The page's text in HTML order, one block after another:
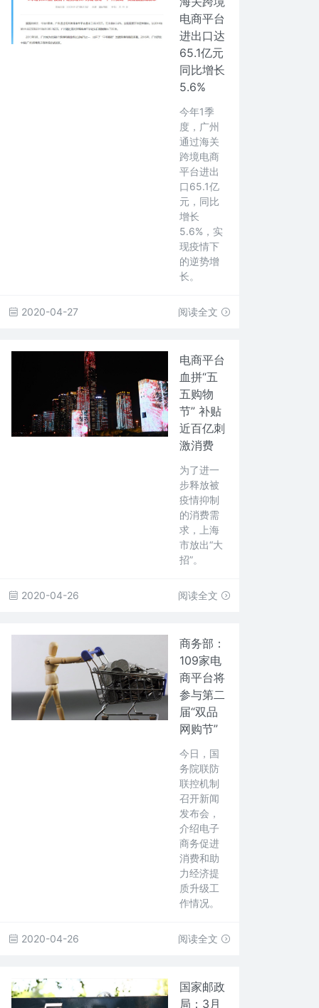
电商平台
进出口达
65.1亿元
同比增长
5.6%
今年1季
度，广州
通过海关
跨境电商
平台进出
口65.1亿
元，同比
增长
5.6%，实
现疫情下
的逆势增
长。
2020-04-27 阅读全文
电商平台
血拼“五
五购物
节” 补贴
近百亿刺
激消费
为了进一
步释放被
疫情抑制
的消费需
求，上海
市放出“大
招”。
2020-04-26 阅读全文
商务部：
109家电
商平台将
参与第二
届“双品
网购节”
今日，国
务院联防
联控机制
召开新闻
发布会，
介绍电子
商务促进
消费和助
力经济提
质升级工
作情况。
2020-04-26 阅读全文
国家邮政
局：3月